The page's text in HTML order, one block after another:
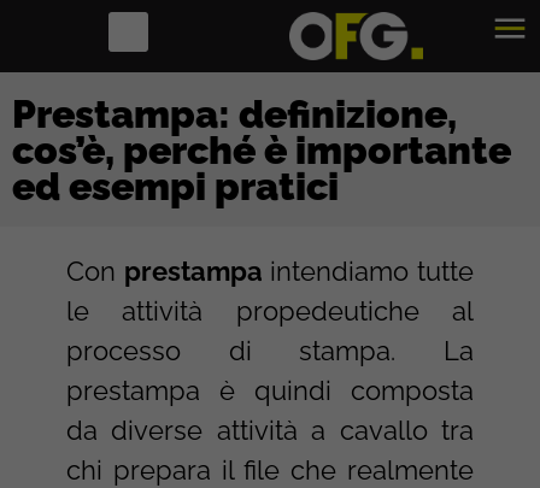
Prestampa: definizione,
cos’è, perché è importante
ed esempi pratici
Con prestampa intendiamo tutte
le attività propedeutiche al
processo di stampa. La
prestampa è quindi composta
da diverse attività a cavallo tra
chi prepara il file che realmente